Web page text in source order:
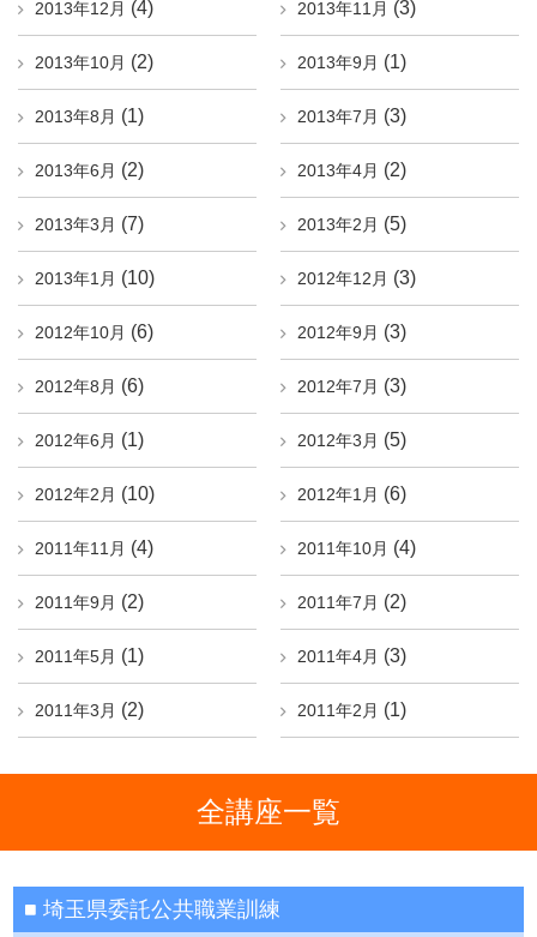
2013年12月 (4) 2013年11月 (3)
2013年10月 (2) 2013年9月 (1)
2013年8月 (1) 2013年7月 (3)
2013年6月 (2) 2013年4月 (2)
2013年3月 (7) 2013年2月 (5)
2013年1月 (10) 2012年12月 (3)
2012年10月 (6) 2012年9月 (3)
2012年8月 (6) 2012年7月 (3)
2012年6月 (1) 2012年3月 (5)
2012年2月 (10) 2012年1月 (6)
2011年11月 (4) 2011年10月 (4)
2011年9月 (2) 2011年7月 (2)
2011年5月 (1) 2011年4月 (3)
2011年3月 (2) 2011年2月 (1)
全講座一覧
埼玉県委託公共職業訓練